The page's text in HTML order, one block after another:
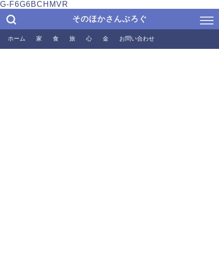
G-F6G6BCHMVR
そのほかさんぶろぐ
ホーム 家 食 旅 心 金 お問い合わせ